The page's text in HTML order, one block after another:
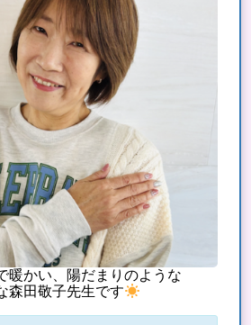
暖かい、陽だまりのような
森田敬子先生です